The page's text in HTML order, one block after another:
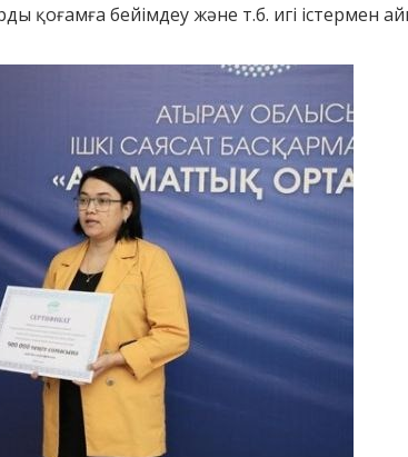
қоғамға бейімдеу және т.б. игі істермен